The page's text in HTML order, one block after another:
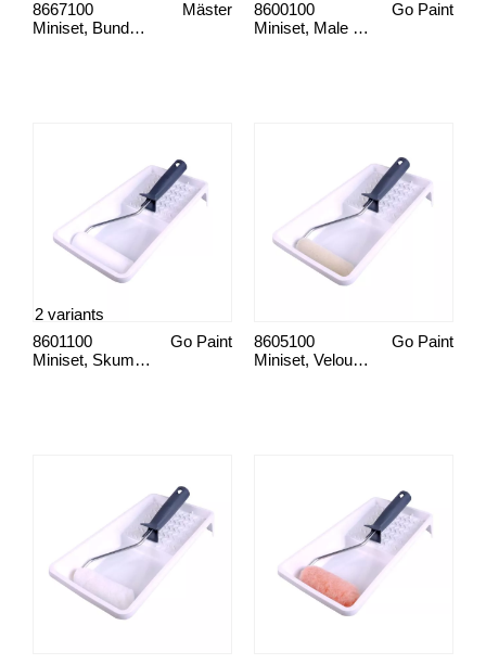
Miniset, Bundarveset
Mäster
8667100
Miniset, Male Fin Overflade
Go Paint
8600100
Miniset, Skum Male X-Fin overflade
Go Paint
8601100
2 variants
Miniset, Velour Male Lak-/Snedkerfarve
Go Paint
8605100